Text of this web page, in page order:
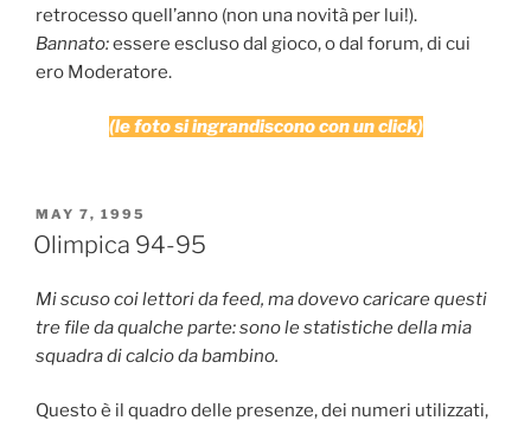
retrocesso quell’anno (non una novità per lui!).
Bannato:essere escluso dal gioco, o dal forum, di cui
ero Moderatore.
(le foto si ingrandiscono con un click)
POSTED
ON
MAY 7, 1995
Olimpica 94-95
Mi scuso coi lettori da feed, ma dovevo caricare questi
tre file da qualche parte: sono le statistiche della mia
squadra di calcio da bambino.
Questo è il quadro delle presenze, dei numeri utilizzati,